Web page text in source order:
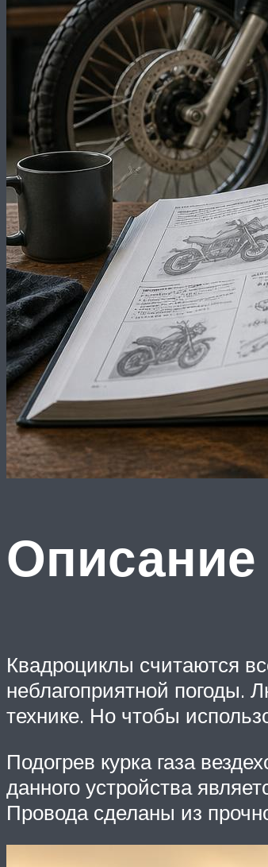
Описание
Квадроциклы считаются
неблагоприятной погоды.
технике. Но чтобы
Подогрев курка газа
данного устройства
Провода сделаны из